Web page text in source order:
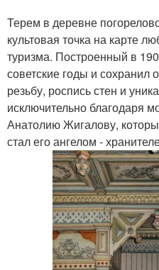
Терем в деревне
культовая точка на карте
туризма. Построенный в
советские годы и
резьбу, роспись стен и
исключительно благодаря
Анатолию Жигалову,
стал его ангелом -